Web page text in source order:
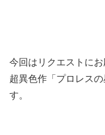
今回はリクエストに
超異色作「プロレス
す。